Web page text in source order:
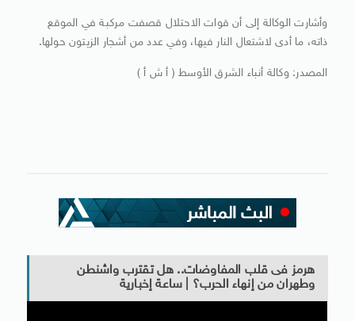
وأشارت الوكالة إلى أن قوات الاحتلال قصفت مركبة في الموقع
ذاته، ما أدى لاشتعال النار فيها، وفي عدد من أشجار الزيتون حولها.
المصدر: وكالة أنباء الشرق الأوسط ( أ ش أ )
هرمز فى قلب المفاوضات.. هل تقترب واشنطن
وطهران من إنهاء الحرب؟ | ساعة إخبارية